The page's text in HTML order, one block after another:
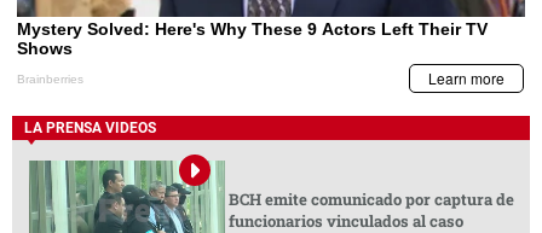
LA PRENSA VIDEOS
BCH emite comunicado por captura de
funcionarios vinculados al caso